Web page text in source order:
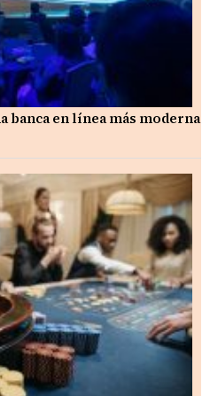
banca en línea más moderna